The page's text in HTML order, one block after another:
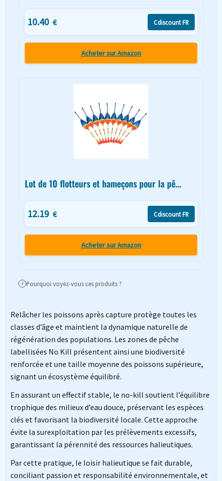
10.40 € Cdiscount FR
Acheter sur Amazon
Lot de 10 flotteurs et hameçons pour la pê...
12.19 € Cdiscount FR
Acheter sur Amazon
i Pourquoi voyez-vous ces produits ?
Relâcher les poissons après capture protège toutes les
classes d’âge et maintient la dynamique naturelle de
régénération des populations. Les zones de pêche
labellisées No Kill présentent ainsi une biodiversité
renforcée et une taille moyenne des poissons supérieure,
signant un écosystème équilibré.
En assurant un effectif stable, le no-kill soutient l’équilibre
trophique des milieux d’eau douce, préservant les espèces
clés et favorisant la biodiversité locale. Cette approche
évite la surexploitation par les prélèvements excessifs,
garantissant la pérennité des ressources halieutiques.
Par cette pratique, le loisir halieutique se fait durable,
conciliant passion et responsabilité environnementale, et